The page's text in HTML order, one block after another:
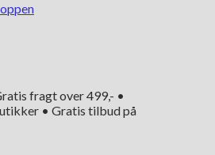
fragt over 499,- •
• Gratis tilbud på